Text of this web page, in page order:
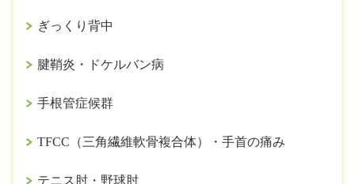
ぎっくり背中
腱鞘炎・ドケルバン病
手根管症候群
TFCC（三角繊維軟骨複合体）・手首の痛み
テニス肘・野球肘